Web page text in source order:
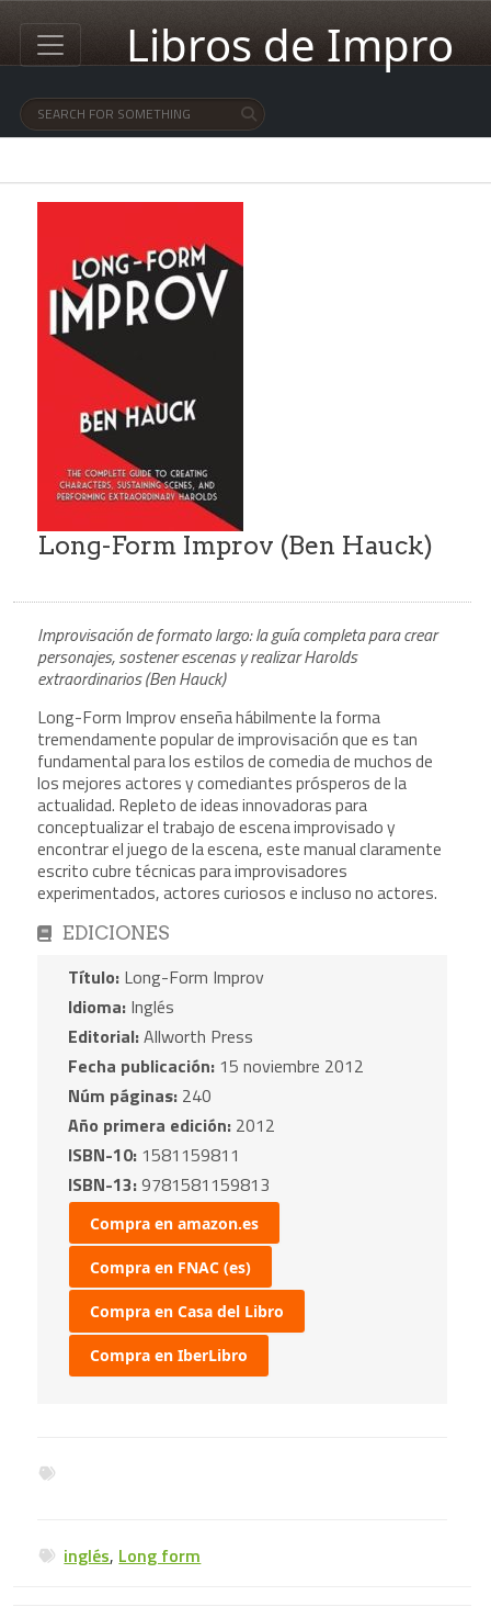
Libros de Impro
Long-Form Improv (Ben Hauck)
Improvisación de formato largo: la guía completa para crear
personajes, sostener escenas y realizar Harolds
extraordinarios (Ben Hauck)
Long-Form Improv enseña hábilmente la forma
tremendamente popular de improvisación que es tan
fundamental para los estilos de comedia de muchos de
los mejores actores y comediantes prósperos de la
actualidad. Repleto de ideas innovadoras para
conceptualizar el trabajo de escena improvisado y
encontrar el juego de la escena, este manual claramente
escrito cubre técnicas para improvisadores
experimentados, actores curiosos e incluso no actores.
EDICIONES
Título: Long-Form Improv
Idioma: Inglés
Editorial:Allworth Press
Fecha publicación: 15 noviembre 2012
Núm páginas: 240
Año primera edición: 2012
ISBN-10: 1581159811
ISBN-13:9781581159813
Compra en amazon.es
Compra en FNAC (es)
Compra en Casa del Libro
Compra en IberLibro
inglés, Long form